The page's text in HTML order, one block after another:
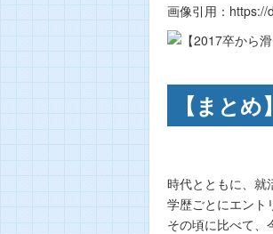
画像引用：
【まとめ】
時代とともに、就
学歴ごとにエント
その頃に比べて、